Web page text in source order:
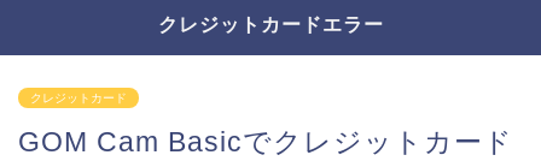
クレジットカードエラー
クレジットカード
GOM Cam Basicでクレジットカード